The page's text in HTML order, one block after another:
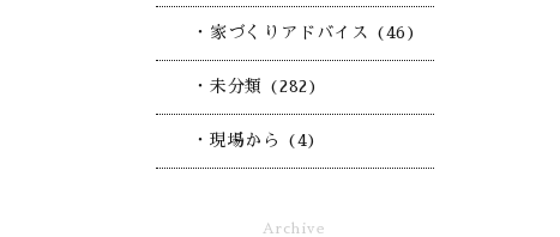
・家づくりアドバイス (46)
・未分類 (282)
・現場から (4)
Archive